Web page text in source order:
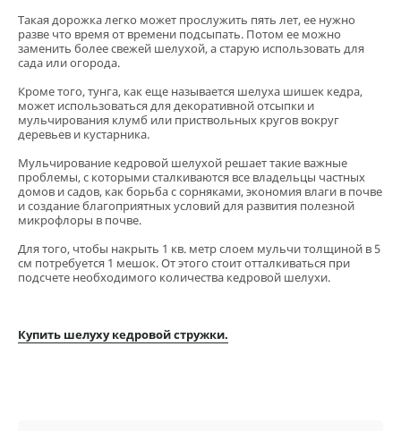
Такая дорожка легко может прослужить пять лет, ее нужно
разве что время от времени подсыпать. Потом ее можно
заменить более свежей шелухой, а старую использовать для
сада или огорода.
Кроме того, тунга, как еще называется шелуха шишек кедра,
может использоваться для декоративной отсыпки и
мульчирования клумб или приствольных кругов вокруг
деревьев и кустарника.
Мульчирование кедровой шелухой решает такие важные
проблемы, с которыми сталкиваются все владельцы частных
домов и садов, как борьба с сорняками, экономия влаги в почве
и создание благоприятных условий для развития полезной
микрофлоры в почве.
Для того, чтобы накрыть 1 кв. метр слоем мульчи толщиной в 5
см потребуется 1 мешок. От этого стоит отталкиваться при
подсчете необходимого количества кедровой шелухи.
Купить шелуху кедровой стружки.